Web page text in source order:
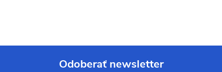
Odoberať newsletter